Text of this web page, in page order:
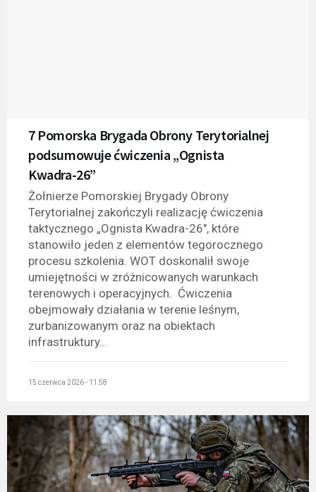
7 Pomorska Brygada Obrony Terytorialnej
podsumowuje ćwiczenia „Ognista
Kwadra-26”
Żołnierze Pomorskiej Brygady Obrony
Terytorialnej zakończyli realizację ćwiczenia
taktycznego „Ognista Kwadra-26", które
stanowiło jeden z elementów tegorocznego
procesu szkolenia. WOT doskonalił swoje
umiejętności w zróżnicowanych warunkach
terenowych i operacyjnych. Ćwiczenia
obejmowały działania w terenie leśnym,
zurbanizowanym oraz na obiektach
infrastruktury...
15 czerwca 2026 - 11:58